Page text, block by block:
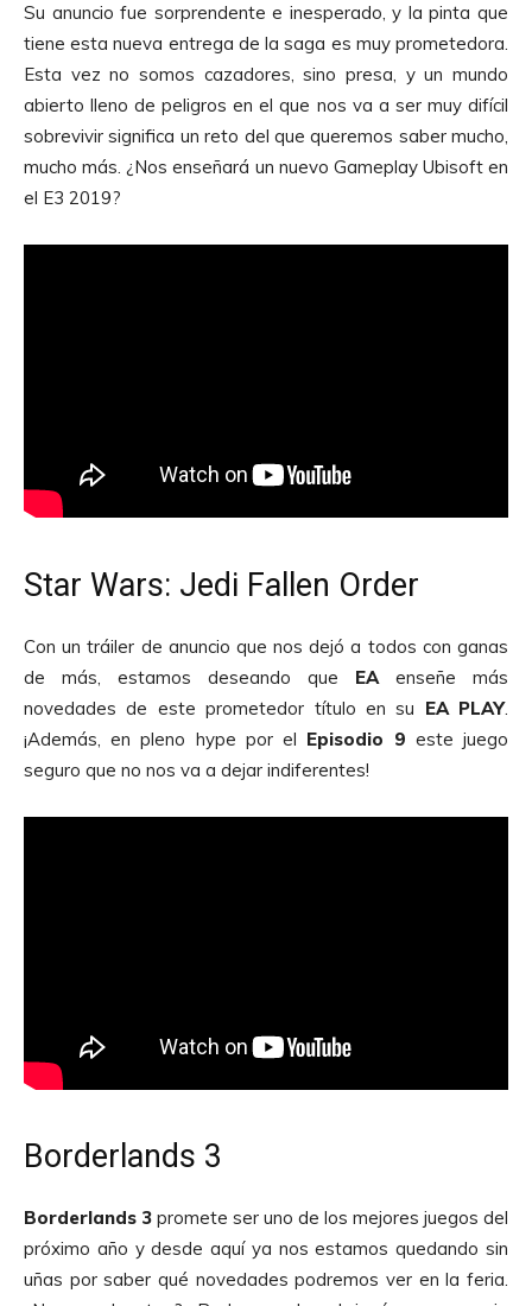
Su anuncio fue sorprendente e inesperado, y la pinta que
tiene esta nueva entrega de la saga es muy prometedora.
Esta vez no somos cazadores, sino presa, y un mundo
abierto lleno de peligros en el que nos va a ser muy difícil
sobrevivir significa un reto del que queremos saber mucho,
mucho más. ¿Nos enseñará un nuevo Gameplay Ubisoft en
el E3 2019?
Star Wars: Jedi Fallen Order
Con un tráiler de anuncio que nos dejó a todos con ganas
de más, estamos deseando que EA enseñe más
novedades de este prometedor título en su EA PLAY.
¡Además, en pleno hype por el Episodio 9 este juego
seguro que no nos va a dejar indiferentes!
Borderlands 3
Borderlands 3 promete ser uno de los mejores juegos del
próximo año y desde aquí ya nos estamos quedando sin
uñas por saber qué novedades podremos ver en la feria.